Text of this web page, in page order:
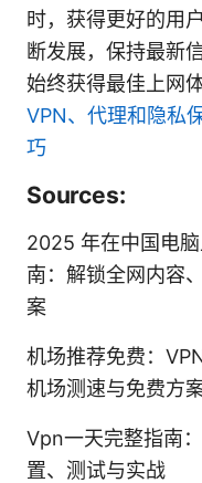
时，获得更好的用
断发展，保持最新
始终获得最佳上网
VPN、代理和隐私
巧
Sources:
2025 年在中国电
南：解锁全网内容
案
机场推荐免费：
机场测速与免费方
Vpn一天完整指南
置、测试与实战